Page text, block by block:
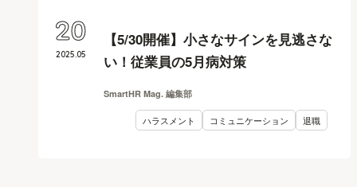
【5/30開催】小さなサインを見逃さな
い！従業員の5月病対策
SmartHR Mag. 編集部
ハラスメント コミュニケーション 退職
2025 05
20